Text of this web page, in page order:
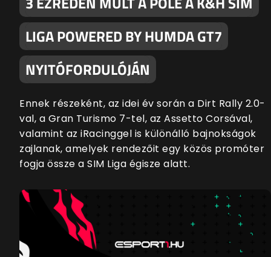
LIGA POWERED BY HUMDA GT7
NYITÓFORDULÓJÁN
Ennek részeként, az idei év során a Dirt Rally 2.0-
val, a Gran Turismo 7-tel, az Assetto Corsával,
valamint az iRacinggel is különálló bajnokságok
zajlanak, amelyek rendezőit egy közös promóter
fogja össze a SIM Liga égisze alatt.